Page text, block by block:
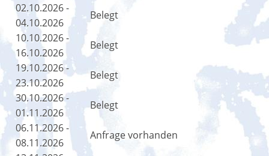
02.10.2026 -
04.10.2026
Belegt
10.10.2026 -
16.10.2026
Belegt
19.10.2026 -
23.10.2026
Belegt
30.10.2026 -
01.11.2026
Belegt
06.11.2026 -
08.11.2026
Anfrage vorhanden